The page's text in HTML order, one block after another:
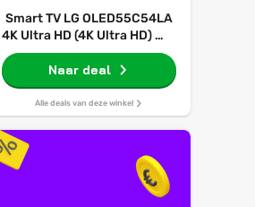
Smart TV LG OLED55C54LA
4K Ultra HD (4K Ultra HD) 55"
(55") HDR OLED (HDR)
(OLED)
Naar deal
Alle deals van deze winkel